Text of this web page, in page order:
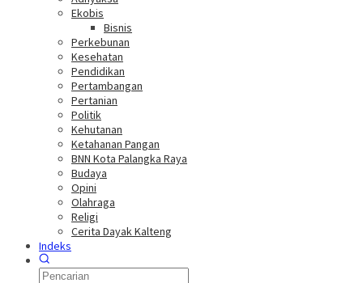
Ekobis
Bisnis
Perkebunan
Kesehatan
Pendidikan
Pertambangan
Pertanian
Politik
Kehutanan
Ketahanan Pangan
BNN Kota Palangka Raya
Budaya
Opini
Olahraga
Religi
Cerita Dayak Kalteng
Indeks